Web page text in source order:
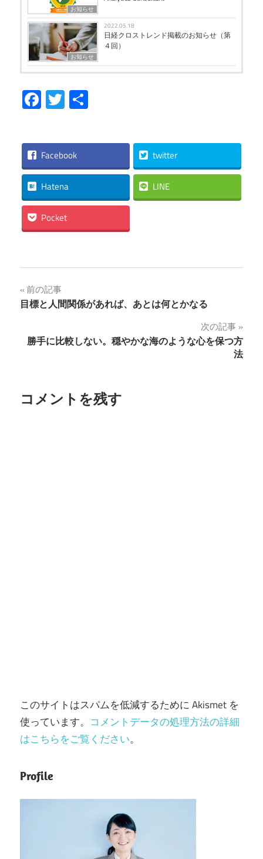
お知らせ
お知らせ
2022.05.18
日経クロストレンド掲載のお知らせ（第
４回）
Facebook
Twitter
Facebook twitter
Hatena LINE
Pocket
投
稿
ナ
ー
前の記事
目標と人間関係があれば、あとは何とかなる
次の記事
勝手に比較しない。穏やかな海のような心を保つ方
法
コメントを残す
このサイトはスパムを低減するために Akismet を
使っています。 コメントデータの処理方法の詳細
はこちらをご覧ください。
Profile